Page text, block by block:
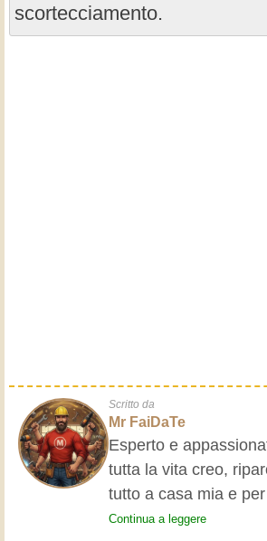
scortecciamento.
Scritto da
Mr FaiDaTe
Esperto e
tutta la vita creo,
tutto a casa mia e
nonni mi hanno
Continua a leggere